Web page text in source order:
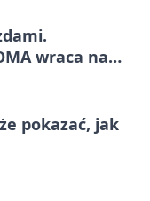
wraca na
pokazać, jak